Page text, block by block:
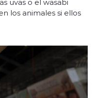
uvas o el wasabi
los animales si ellos